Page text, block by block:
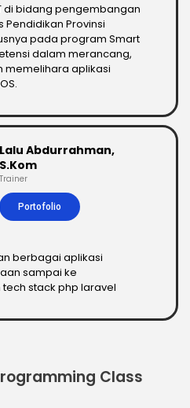
di bidang pengembangan
Pendidikan Provinsi
pada program Smart
dalam merancang,
memelihara aplikasi
Lalu Abdurrahman,
S.Kom
Trainer
Portofolio
berbagai aplikasi
sampai ke
stack php laravel
Class